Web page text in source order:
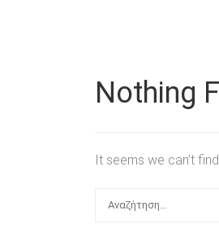
Nothing
It seems we can’t